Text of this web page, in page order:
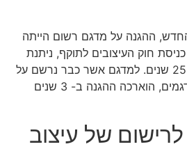
ההגנה על מדגם רשום הייתה
שנים. עם כניסת חוק העיצובים לתוקף, ניתנת
הגנה לעיצוב תעשייתי עד 25 שנים. למדגם אשר כבר נרשם על
והמדגמים, הוארכה ההגנה ב- 3 שנים
של עיצוב